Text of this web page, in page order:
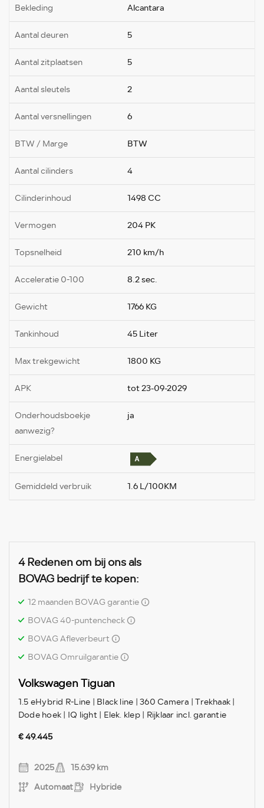
Bekleding Alcantara
Aantal deuren 5
Aantal zitplaatsen 5
Aantal sleutels 2
Aantal versnellingen 6
BTW / Marge BTW
Aantal cilinders 4
Cilinderinhoud 1498 CC
Vermogen 204 PK
Topsnelheid 210 km/h
Acceleratie 0-100 8.2 sec.
Gewicht 1766 KG
Tankinhoud 45 Liter
Max trekgewicht 1800 KG
APK tot 23-09-2029
Onderhoudsboekje
aanwezig?
ja
Energielabel
Gemiddeld verbruik 1.6 L/100KM
4 Redenen om bij ons als
BOVAG bedrijf te kopen:
12 maanden BOVAG garantie
BOVAG 40-puntencheck
BOVAG Afleverbeurt
BOVAG Omruilgarantie
Volkswagen Tiguan
1.5 eHybrid R-Line | Black line | 360 Camera | Trekhaak |
Dode hoek | IQ light | Elek. klep | Rijklaar incl. garantie
€ 49.445
2025
15.639 km
Automaat
Hybride